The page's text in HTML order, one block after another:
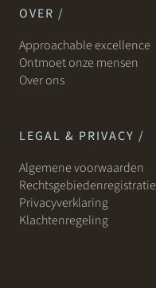
OVER /
Approachable excellence
Ontmoet onze mensen
Over ons
LEGAL & PRIVACY /
Algemene voorwaarden
Rechtsgebiedenregistratie
Privacyverklaring
Klachtenregeling